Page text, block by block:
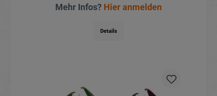
Mehr Infos? Hier anmelden
Details